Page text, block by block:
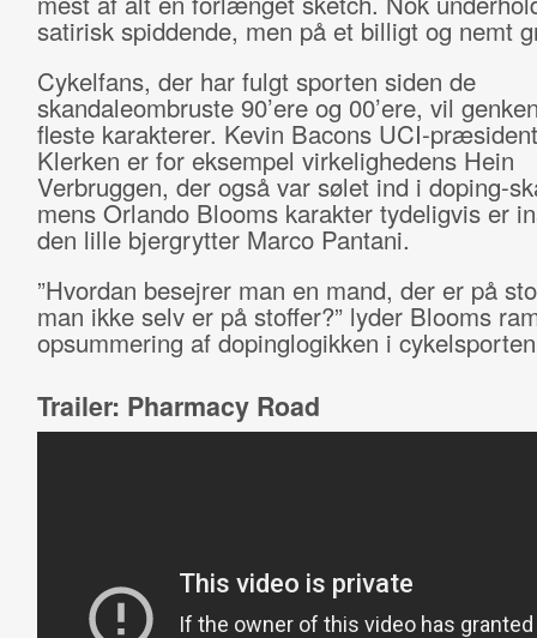
satirisk spiddende, men på et billigt og nemt
Cykelfans, der har fulgt sporten siden de
skandaleombruste 90’ere og 00’ere, vil
fleste karakterer. Kevin Bacons UCI-
Klerken er for eksempel virkelighedens Hein
Verbruggen, der også var sølet ind i doping-
mens Orlando Blooms karakter tydeligvis er
den lille bjergrytter Marco Pantani.
”Hvordan besejrer man en mand, der er på
man ikke selv er på stoffer?” lyder Blooms
opsummering af dopinglogikken i
Trailer: Pharmacy Road